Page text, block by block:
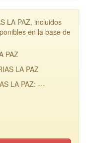
LA PAZ, incluidos
en la base de
PAZ
LA PAZ
LA PAZ: ---